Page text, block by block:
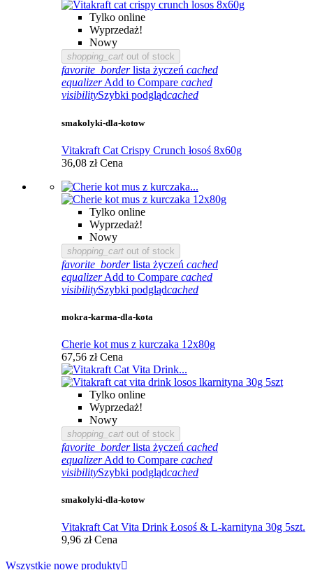
Tylko online
Wyprzedaż!
Nowy
shopping_cart out of stock
favorite_border lista życzeń cached
equalizer Add to Compare cached
visibilitySzybki podglądcached
smakolyki-dla-kotow
Vitakraft Cat Crispy Crunch łosoś 8x60g
36,08 zł Cena
Tylko online
Wyprzedaż!
Nowy
shopping_cart out of stock
favorite_border lista życzeń cached
equalizer Add to Compare cached
visibilitySzybki podglądcached
mokra-karma-dla-kota
Cherie kot mus z kurczaka 12x80g
67,56 zł Cena
Tylko online
Wyprzedaż!
Nowy
shopping_cart out of stock
favorite_border lista życzeń cached
equalizer Add to Compare cached
visibilitySzybki podglądcached
smakolyki-dla-kotow
Vitakraft Cat Vita Drink Łosoś & L-karnityna 30g 5szt.
9,96 zł Cena
Wszystkie nowe produkty